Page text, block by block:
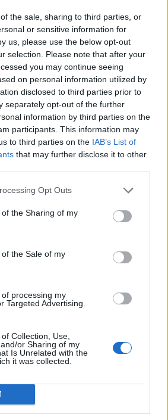
the sale, sharing to third parties, or
or sensitive information for
us, please use the below opt-out
selection. Please note that after your
you may continue seeing
on personal information utilized by
disclosed to third parties prior to
separately opt-out of the further
information by third parties on the
participants. This information may
to third parties on the IAB’s List of
that may further disclose it to other
Opt Outs
the Sharing of my
the Sale of my
processing my
Targeted Advertising.
Collection, Use,
or Sharing of my
Is Unrelated with the
it was collected.
COMUNICAZIONE
META
di questoinstant article
comunicazioni ufficiali riguardo a questo
come di consueto, la comunità
piattaforme, come Twitter anzi X, per
e frustrazioni.
: i servizi stanno tornando up in gran
Telegram